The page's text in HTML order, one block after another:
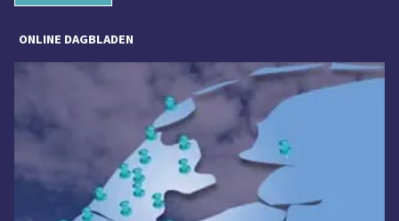
ONLINE DAGBLADEN